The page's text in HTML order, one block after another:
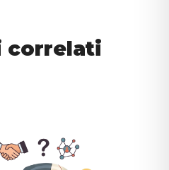
correlati